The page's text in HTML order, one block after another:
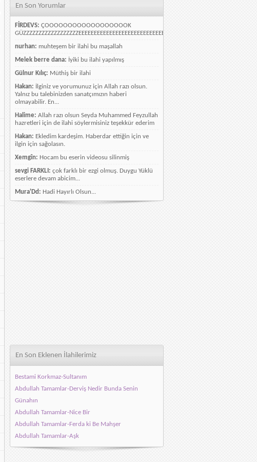
En Son Yorumlar
FİRDEVS: ÇOOOOOOOOOOOOOOOOOOK
GÜZZZZZZZZZZZZZZZZZZEEEEEEEEEEEEEEEEEEEEEEEEEEEEELLLLLLLLLLLLLLLLLLLLLLLL
nurhan: muhteşem bir ilahi bu maşallah
Melek berre dana: İyiki bu ilahi yapılmış
Gülnur Kılıç: Müthiş bir ilahi
Hakan: İlginiz ve yorumunuz için Allah razı olsun.
Yalnız bu talebinizden sanatçımızın haberi
olmayabilir. En...
Halime: Allah razı olsun Seyda Muhammed Feyzullah
hazretleri için de ilahi söylermisiniz teşekkür ederim
Hakan: Ekledim kardeşim. Haberdar ettiğin için ve
ilgin için sağolasın.
Xemgîn: Hocam bu eserin videosu silinmiş
sevgi FARKLI: çok farklı bir ezgi olmuş. Duygu Yüklü
eserlere devam abicim...
Mura'Dd: Hadi Hayırlı Olsun...
En Son Eklenen İlahilerimiz
Bestami Korkmaz-Sultanım
Abdullah Tamamlar-Derviş Nedir Bunda Senin
Günahın
Abdullah Tamamlar-Nice Bir
Abdullah Tamamlar-Ferda ki Be Mahşer
Abdullah Tamamlar-Aşk